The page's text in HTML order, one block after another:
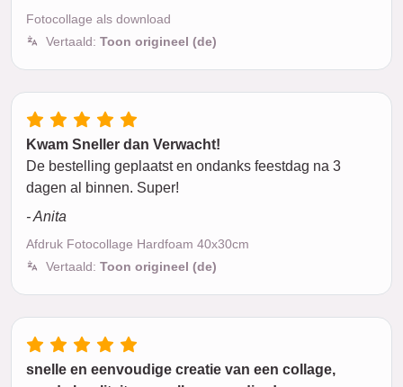
Fotocollage als download
Vertaald: Toon origineel (de)
Kwam Sneller dan Verwacht!
De bestelling geplaatst en ondanks feestdag na 3
dagen al binnen. Super!
- Anita
Afdruk Fotocollage Hardfoam 40x30cm
Vertaald: Toon origineel (de)
snelle en eenvoudige creatie van een collage,